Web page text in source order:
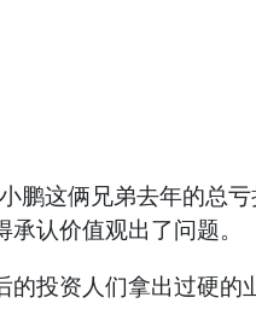
鹏这俩兄弟去年的总
认价值观出了问题。
投资人们拿出过硬